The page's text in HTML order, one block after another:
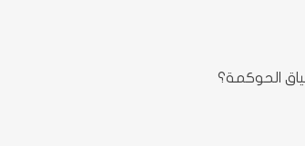
الحوكمة؟